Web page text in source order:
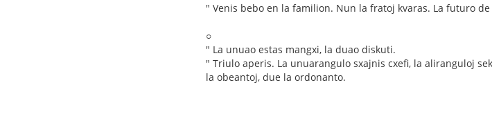
" Venis bebo en la familion. Nun la fratoj kvaras. La futuro
○
" La unuao estas mangxi, la duao diskuti.
" Triulo aperis. La unuarangulo sxajnis cxefi, la aliranguloj
la obeantoj, due la ordonanto.